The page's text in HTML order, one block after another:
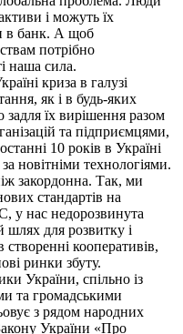
і можуть їх
в банк. А щоб
потрібно
наша сила.
криза в галузі
як і в будь-яких
їх вирішення разом
та підприємцями,
10 років в Україні
новітніми технологіями.
закордонна. Так, ми
стандартів на
у нас недорозвинута
для розвитку і
кооперативів,
ринки збуту.
України, спільно із
та громадськими
з рядом народних
України «Про